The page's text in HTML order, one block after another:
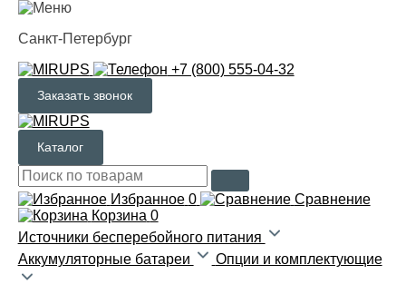
Санкт-Петербург
+7 (800) 555-04-32
Заказать звонок
Каталог
Избранное 0
Сравнение
Корзина 0
Источники бесперебойного питания
Аккумуляторные батареи
Опции и комплектующие